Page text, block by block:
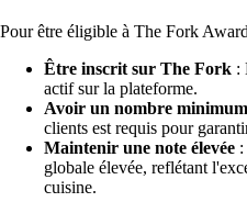
Pour être éligible à The Fork
Être inscrit sur The Fork :
actif sur la plateforme.
Avoir un nombre
clients est requis pour
Maintenir une note élevée
globale élevée, reflétant
cuisine.